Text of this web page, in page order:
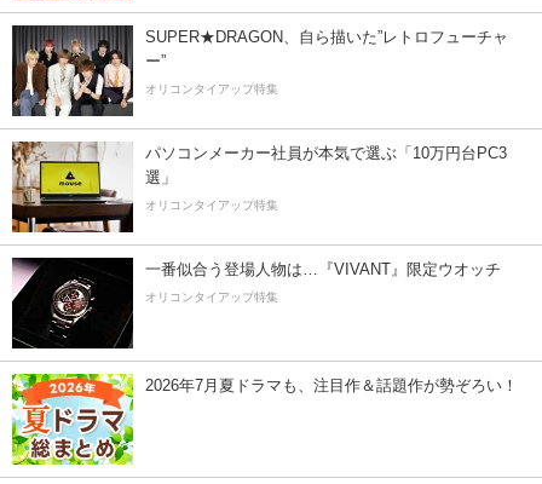
SUPER★DRAGON、自ら描いた”レトロフューチャ
ー”
オリコンタイアップ特集
パソコンメーカー社員が本気で選ぶ「10万円台PC3
選」
オリコンタイアップ特集
一番似合う登場人物は…『VIVANT』限定ウオッチ
オリコンタイアップ特集
2026年7月夏ドラマも、注目作＆話題作が勢ぞろい！